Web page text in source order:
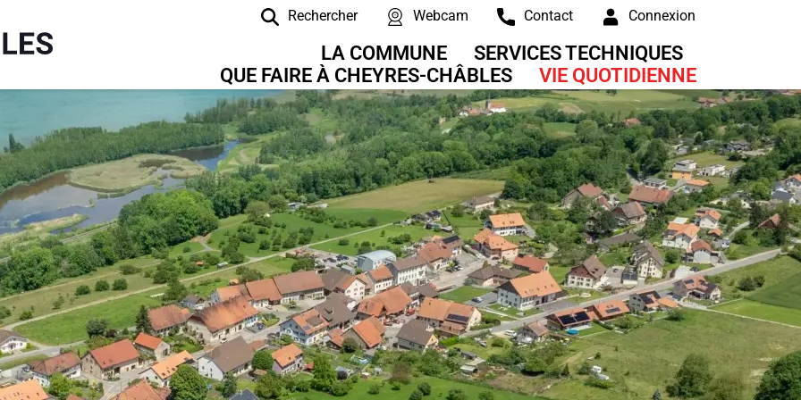
Rechercher Webcam Contact Connexion
Navigation principale LA COMMUNE
SERVICES TECHNIQUES
QUE FAIRE À CHEYRES-CHÂBLES
VIE QUOTIDIENNE